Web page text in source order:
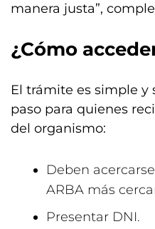
manera justa”,
¿Cómo
El trámite es simple y
paso para quienes
del organismo:
Deben
ARBA más
Presentar DNI.